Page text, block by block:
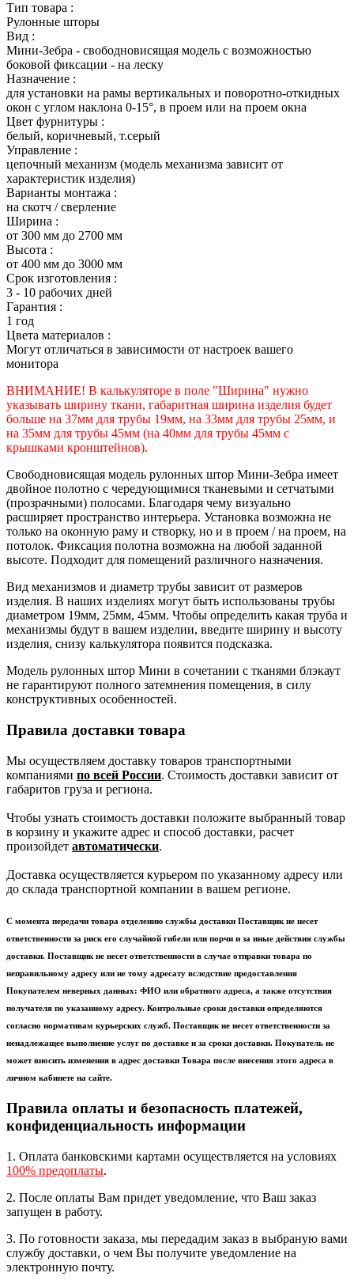
Тип товара :
Рулонные шторы
Вид :
Мини-Зебра - свободновисящая модель с возможностью
боковой фиксации - на леску
Назначение :
для установки на рамы вертикальных и поворотно-откидных
окон с углом наклона 0-15°, в проем или на проем окна
Цвет фурнитуры :
белый, коричневый, т.серый
Управление :
цепочный механизм (модель механизма зависит от
характеристик изделия)
Варианты монтажа :
на скотч / сверление
Ширина :
от 300 мм до 2700 мм
Высота :
от 400 мм до 3000 мм
Срок изготовления :
3 - 10 рабочих дней
Гарантия :
1 год
Цвета материалов :
Могут отличаться в зависимости от настроек вашего
монитора
ВНИМАНИЕ! В калькуляторе в поле "Ширина" нужно
указывать ширину ткани, габаритная ширина изделия будет
больше на 37мм для трубы 19мм, на 33мм для трубы 25мм, и
на 35мм для трубы 45мм (на 40мм для трубы 45мм с
крышками кронштейнов).
Свободновисящая модель рулонных штор Мини-Зебра имеет
двойное полотно с чередующимися тканевыми и сетчатыми
(прозрачными) полосами. Благодаря чему визуально
расширяет пространство интерьера. Установка возможна не
только на оконную раму и створку, но и в проем / на проем, на
потолок. Фиксация полотна возможна на любой заданной
высоте. Подходит для помещений различного назначения.
Вид механизмов и диаметр трубы зависит от размеров
изделия. В наших изделиях могут быть использованы трубы
диаметром 19мм, 25мм, 45мм. Чтобы определить какая труба и
механизмы будут в вашем изделии, введите ширину и высоту
изделия, снизу калькулятора появится подсказка.
Модель рулонных штор Мини в сочетании с тканями блэкаут
не гарантируют полного затемнения помещения, в силу
конструктивных особенностей.
Правила доставки товара
Мы осуществляем доставку товаров транспортными
компаниями по всей России. Стоимость доставки зависит от
габаритов груза и региона.
Чтобы узнать стоимость доставки положите выбранный товар
в корзину и укажите адрес и способ доставки, расчет
произойдет автоматически.
Доставка осуществляется курьером по указанному адресу или
до склада транспортной компании в вашем регионе.
С момента передачи товара отделению службы доставки Поставщик не несет
ответственности за риск его случайной гибели или порчи и за иные действия службы
доставки. Поставщик не несет ответственности в случае отправки товара по
неправильному адресу или не тому адресату вследствие предоставления
Покупателем неверных данных: ФИО или обратного адреса, а также отсутствия
получателя по указанному адресу. Контрольные сроки доставки определяются
согласно нормативам курьерских служб. Поставщик не несет ответственности за
ненадлежащее выполнение услуг по доставке и за сроки доставки. Покупатель не
может вносить изменения в адрес доставки Товара после внесения этого адреса в
личном кабинете на сайте.
Правила оплаты и безопасность платежей,
конфиденциальность информации
1. Оплата банковскими картами осуществляется на условиях
100% предоплаты.
2. После оплаты Вам придет уведомление, что Ваш заказ
запущен в работу.
3. По готовности заказа, мы передадим заказ в выбраную вами
службу доставки, о чем Вы получите уведомление на
электронную почту.